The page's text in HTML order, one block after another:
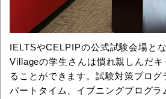
IELTSやCELPIPの公式試験会場と
Villageの学生さんは慣れ親しんだ
ることができます。試験対策プログ
パートタイム、イブニングプログラ